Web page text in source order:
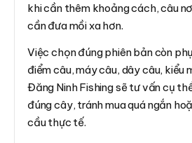
khi cần thêm khoảng cách, câu
cần đưa mồi xa hơn.
Việc chọn đúng phiên bản còn
điểm câu, máy câu, dây câu, kiểu
Đăng Ninh Fishing sẽ tư vấn cụ
đúng cây, tránh mua quá ngắn
cầu thực tế.